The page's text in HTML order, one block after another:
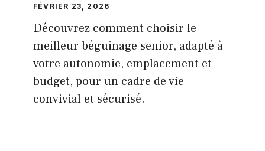
FÉVRIER 23, 2026
Découvrez comment choisir le
meilleur béguinage senior, adapté à
votre autonomie, emplacement et
budget, pour un cadre de vie
convivial et sécurisé.